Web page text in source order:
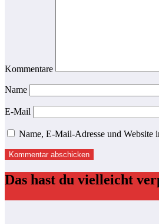
Kommentare
Name
E-Mail
Name, E-Mail-Adresse und Website
Das hast du vielleicht